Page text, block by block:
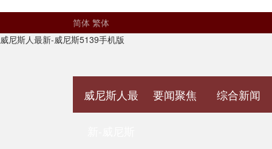
简体 繁体
威尼斯人最新-威尼斯5139手机版
威尼斯人最 要闻聚焦 综合新闻